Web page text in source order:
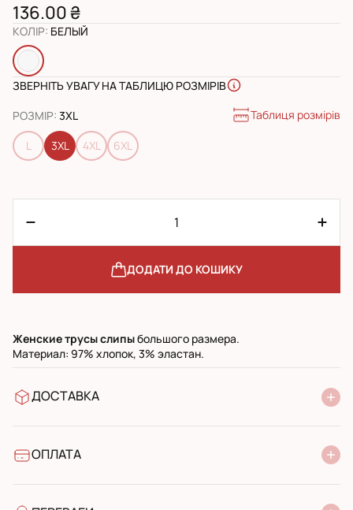
136.00 ₴
КОЛІР: БЕЛЫЙ
ЗВЕРНІТЬ УВАГУ НА ТАБЛИЦЮ РОЗМІРІВ
РОЗМІР: 3XL Таблиця розмірів
L 3XL 4XL 6XL
ДОДАТИ ДО КОШИКУ
Женскиетрусыслипыбольшого размера.
Материал: 97% хлопок, 3% эластан.
ДОСТАВКА
УкрПошта стандарт
ОПЛАТА
Банківський переказ